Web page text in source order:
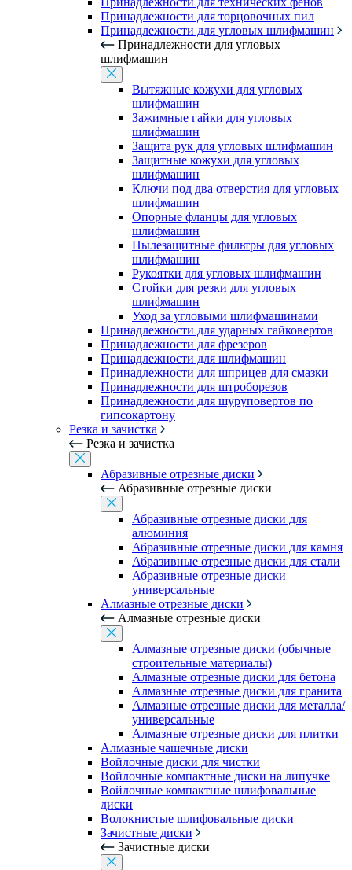
Принадлежности для торцовочных пил
Принадлежности для угловых шлифмашин
Принадлежности для угловых
шлифмашин
Вытяжные кожухи для угловых
шлифмашин
Зажимные гайки для угловых
шлифмашин
Защита рук для угловых шлифмашин
Защитные кожухи для угловых
шлифмашин
Ключи под два отверстия для угловых
шлифмашин
Опорные фланцы для угловых
шлифмашин
Пылезащитные фильтры для угловых
шлифмашин
Рукоятки для угловых шлифмашин
Стойки для резки для угловых
шлифмашин
Уход за угловыми шлифмашинами
Принадлежности для ударных гайковертов
Принадлежности для фрезеров
Принадлежности для шлифмашин
Принадлежности для шприцев для смазки
Принадлежности для штроборезов
Принадлежности для шуруповертов по
гипсокартону
Резка и зачистка
Резка и зачистка
Абразивные отрезные диски
Абразивные отрезные диски
Абразивные отрезные диски для
алюминия
Абразивные отрезные диски для камня
Абразивные отрезные диски для стали
Абразивные отрезные диски
универсальные
Алмазные отрезные диски
Алмазные отрезные диски
Алмазные отрезные диски (обычные
строительные материалы)
Алмазные отрезные диски для бетона
Алмазные отрезные диски для гранита
Алмазные отрезные диски для металла/
универсальные
Алмазные отрезные диски для плитки
Алмазные чашечные диски
Войлочные диски для чистки
Войлочные компактные диски на липучке
Войлочные компактные шлифовальные
диски
Волокнистые шлифовальные диски
Зачистные диски
Зачистные диски